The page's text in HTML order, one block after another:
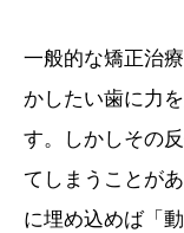
一般的な矯正治
かしたい歯に力
す。しかしその
てしまうことが
に埋め込めば「